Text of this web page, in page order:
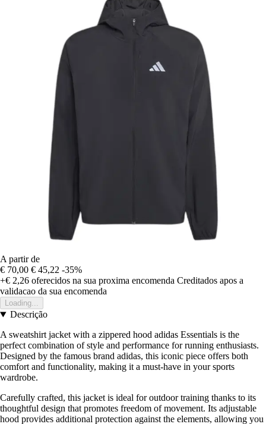
A partir de
€ 70,00 € 45,22 -35%
+€ 2,26 oferecidos na sua proxima encomenda Creditados apos a
validacao da sua encomenda
Loading...
Descrição
A sweatshirt jacket with a zippered hood adidas Essentials is the
perfect combination of style and performance for running enthusiasts.
Designed by the famous brand adidas, this iconic piece offers both
comfort and functionality, making it a must-have in your sports
wardrobe.
Carefully crafted, this jacket is ideal for outdoor training thanks to its
thoughtful design that promotes freedom of movement. Its adjustable
hood provides additional protection against the elements, allowing you